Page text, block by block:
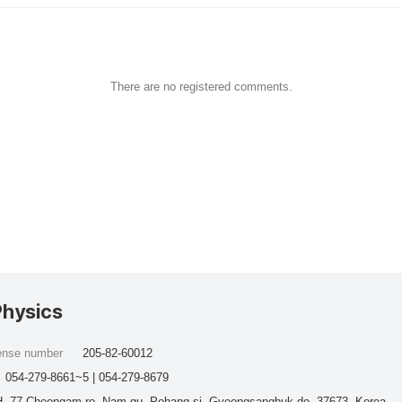
There are no registered comments.
number
205-82-60012
054-279-8661~5 | 054-279-8679